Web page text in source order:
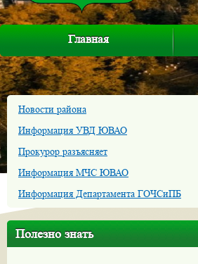
Главная
Новости района
Информация УВД ЮВАО
Прокурор разъясняет
Информация МЧС ЮВАО
Информация Департамента ГОЧСиПБ
Полезно знать